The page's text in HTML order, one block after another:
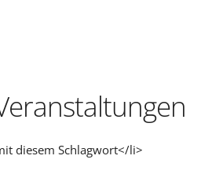
diesem Schlagwort</li>